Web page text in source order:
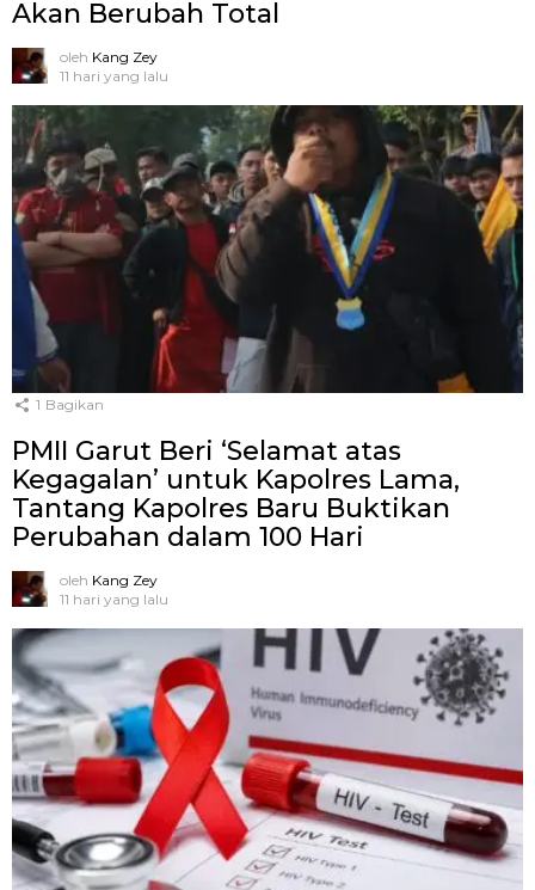
Akan Berubah Total
oleh Kang Zey
11 hari yang lalu
1 Bagikan
PMII Garut Beri ‘Selamat atas
Kegagalan’ untuk Kapolres Lama,
Tantang Kapolres Baru Buktikan
Perubahan dalam 100 Hari
oleh Kang Zey
11 hari yang lalu